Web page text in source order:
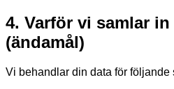
4. Varför vi samlar
(ändamål)
Vi behandlar din data för följande